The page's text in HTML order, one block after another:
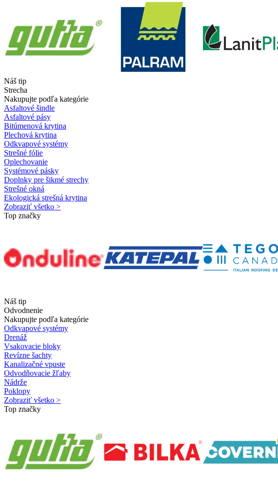
Náš tip
Strecha
Nakupujte podľa kategórie
Asfaltové šindle
Asfaltové pásy
Bitúmenová krytina
Plechová krytina
Odkvapové systémy
Strešné fólie
Oplechovanie
Systémové pásky
Doplnky pre šikmé strechy
Strešné okná
Ekologická strešná krytina
Zobraziť všetko >
Top značky
Náš tip
Odvodnenie
Nakupujte podľa kategórie
Odkvapové systémy
Drenáž
Vsakovacie bloky
Revízne šachty
Kanalizačné vpuste
Odvodňovacie žľaby
Nádrže
Poklopy
Zobraziť všetko >
Top značky